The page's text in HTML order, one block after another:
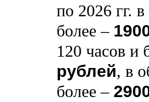
по 2026 гг.
более –
120 часов и
рублей, в
более –